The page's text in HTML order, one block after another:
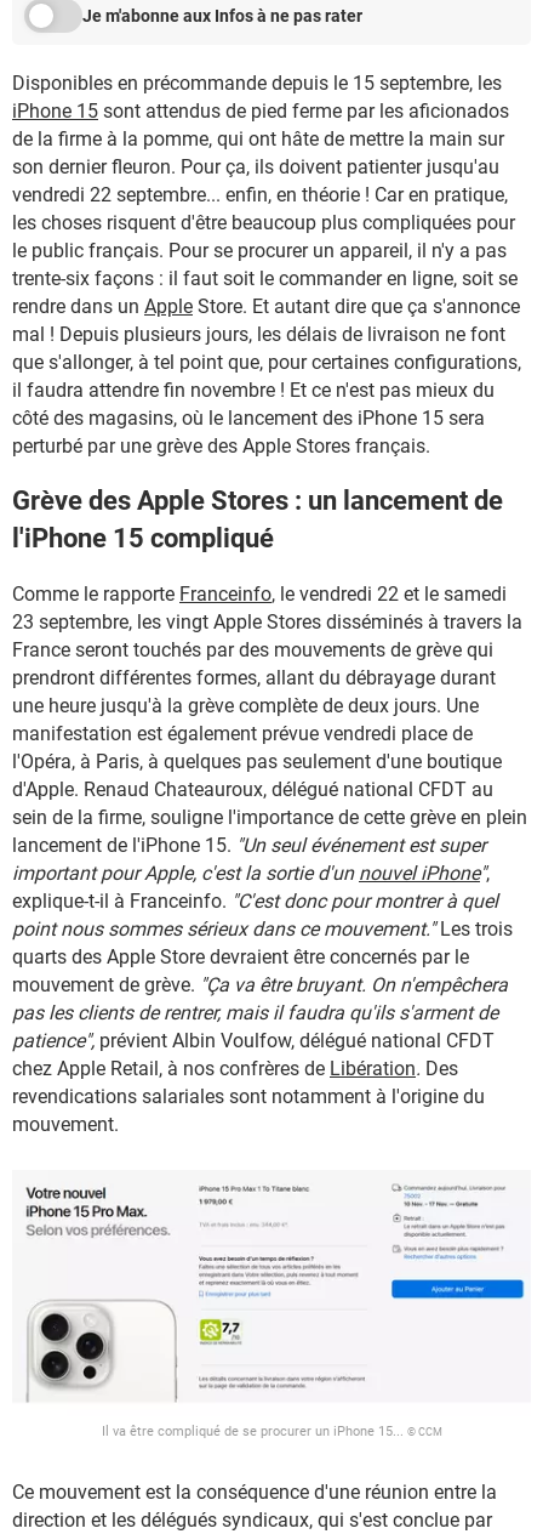
Je m'abonne aux Infos à ne pas rater
Disponibles en précommande depuis le 15 septembre, les
iPhone 15 sont attendus de pied ferme par les aficionados
de la firme à la pomme, qui ont hâte de mettre la main sur
son dernier fleuron. Pour ça, ils doivent patienter jusqu'au
vendredi 22 septembre... enfin, en théorie ! Car en pratique,
les choses risquent d'être beaucoup plus compliquées pour
le public français. Pour se procurer un appareil, il n'y a pas
trente-six façons : il faut soit le commander en ligne, soit se
rendre dans un Apple Store. Et autant dire que ça s'annonce
mal ! Depuis plusieurs jours, les délais de livraison ne font
que s'allonger, à tel point que, pour certaines configurations,
il faudra attendre fin novembre ! Et ce n'est pas mieux du
côté des magasins, où le lancement des iPhone 15 sera
perturbé par une grève des Apple Stores français.
Grève des Apple Stores : un lancement de
l'iPhone 15 compliqué
Comme le rapporte Franceinfo, le vendredi 22 et le samedi
23 septembre, les vingt Apple Stores disséminés à travers la
France seront touchés par des mouvements de grève qui
prendront différentes formes, allant du débrayage durant
une heure jusqu'à la grève complète de deux jours. Une
manifestation est également prévue vendredi place de
l'Opéra, à Paris, à quelques pas seulement d'une boutique
d'Apple. Renaud Chateauroux, délégué national CFDT au
sein de la firme, souligne l'importance de cette grève en plein
lancement de l'iPhone 15. "Un seul événement est super
important pour Apple, c'est la sortie d'un nouvel iPhone",
explique-t-il à Franceinfo. "C'est donc pour montrer à quel
point nous sommes sérieux dans ce mouvement."Les trois
quarts des Apple Store devraient être concernés par le
mouvement de grève. "Ça va être bruyant. On n'empêchera
pas les clients de rentrer, mais il faudra qu'ils s'arment de
patience", prévient Albin Voulfow, délégué national CFDT
chez Apple Retail, à nos confrères de Libération. Des
revendications salariales sont notamment à l'origine du
mouvement.
Il va être compliqué de se procurer un iPhone 15... © CCM
Ce mouvement est la conséquence d'une réunion entre la
direction et les délégués syndicaux, qui s'est conclue par